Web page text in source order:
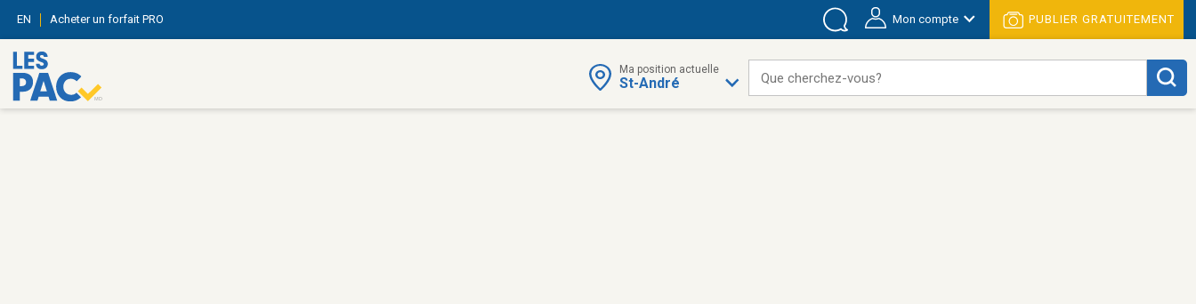
EN Acheter un forfait PRO Mon compte PUBLIER GRATUITEMENT
Ma position actuelle
St-André Que cherchez-vous?